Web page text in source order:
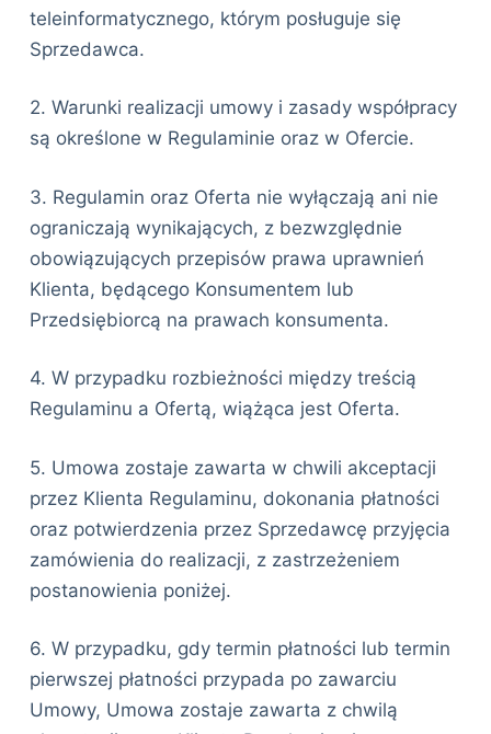
teleinformatycznego, którym posługuje się
Sprzedawca.
2. Warunki realizacji umowy i zasady współpracy
są określone w Regulaminie oraz w Ofercie.
3. Regulamin oraz Oferta nie wyłączają ani nie
ograniczają wynikających, z bezwzględnie
obowiązujących przepisów prawa uprawnień
Klienta, będącego Konsumentem lub
Przedsiębiorcą na prawach konsumenta.
4. W przypadku rozbieżności między treścią
Regulaminu a Ofertą, wiążąca jest Oferta.
5. Umowa zostaje zawarta w chwili akceptacji
przez Klienta Regulaminu, dokonania płatności
oraz potwierdzenia przez Sprzedawcę przyjęcia
zamówienia do realizacji, z zastrzeżeniem
postanowienia poniżej.
6. W przypadku, gdy termin płatności lub termin
pierwszej płatności przypada po zawarciu
Umowy, Umowa zostaje zawarta z chwilą